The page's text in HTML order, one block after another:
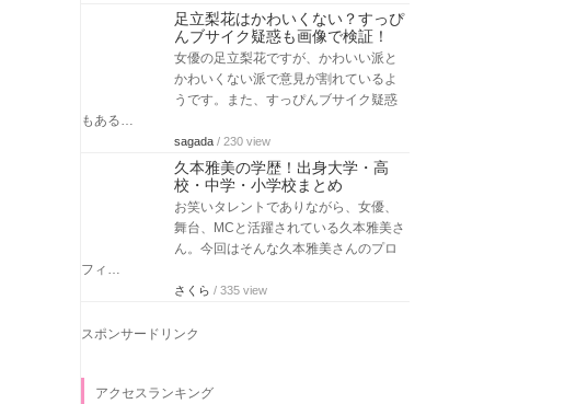
足立梨花はかわいくない？すっぴ
んブサイク疑惑も画像で検証！
女優の足立梨花ですが、かわいい派と
かわいくない派で意見が割れているよ
うです。また、すっぴんブサイク疑惑
もある…
sagada / 230 view
久本雅美の学歴！出身大学・高
校・中学・小学校まとめ
お笑いタレントでありながら、女優、
舞台、MCと活躍されている久本雅美さ
ん。今回はそんな久本雅美さんのプロ
フィ…
さくら / 335 view
スポンサードリンク
アクセスランキング